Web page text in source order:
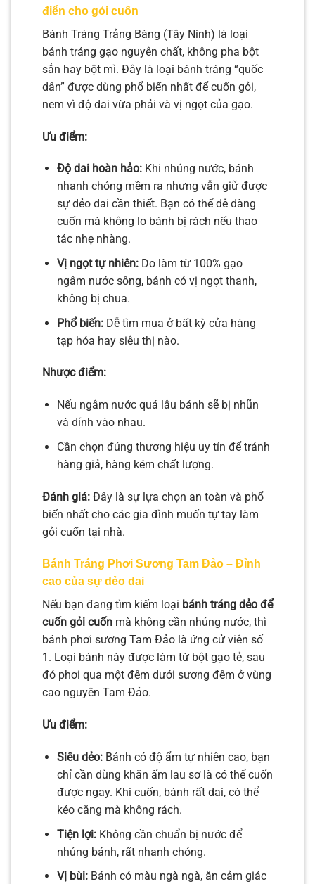
điển cho gỏi cuốn
Bánh Tráng Trảng Bàng (Tây Ninh) là loại
bánh tráng gạo nguyên chất, không pha bột
sắn hay bột mì. Đây là loại bánh tráng “quốc
dân” được dùng phổ biến nhất để cuốn gỏi,
nem vì độ dai vừa phải và vị ngọt của gạo.
Ưu điểm:
Độ dai hoàn hảo:Khi nhúng nước, bánh
nhanh chóng mềm ra nhưng vẫn giữ được
sự dẻo dai cần thiết. Bạn có thể dễ dàng
cuốn mà không lo bánh bị rách nếu thao
tác nhẹ nhàng.
Vị ngọt tự nhiên:Do làm từ 100% gạo
ngâm nước sông, bánh có vị ngọt thanh,
không bị chua.
Phổ biến:Dễ tìm mua ở bất kỳ cửa hàng
tạp hóa hay siêu thị nào.
Nhược điểm:
Nếu ngâm nước quá lâu bánh sẽ bị nhũn
và dính vào nhau.
Cần chọn đúng thương hiệu uy tín để tránh
hàng giả, hàng kém chất lượng.
Đánh giá: Đây là sự lựa chọn an toàn và phổ
biến nhất cho các gia đình muốn tự tay làm
gỏi cuốn tại nhà.
Bánh Tráng Phơi Sương Tam Đảo – Đỉnh
cao của sự dẻo dai
Nếu bạn đang tìm kiếm loại bánh tráng dẻo để
cuốn gỏi cuốn mà không cần nhúng nước, thì
bánh phơi sương Tam Đảo là ứng cử viên số
1. Loại bánh này được làm từ bột gạo tẻ, sau
đó phơi qua một đêm dưới sương đêm ở vùng
cao nguyên Tam Đảo.
Ưu điểm:
Siêu dẻo:Bánh có độ ẩm tự nhiên cao, bạn
chỉ cần dùng khăn ấm lau sơ là có thể cuốn
được ngay. Khi cuốn, bánh rất dai, có thể
kéo căng mà không rách.
Tiện lợi:Không cần chuẩn bị nước để
nhúng bánh, rất nhanh chóng.
Vị bùi:Bánh có màu ngà ngà, ăn cảm giác